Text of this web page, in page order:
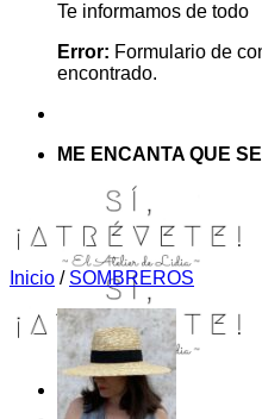
Te informamos de todo
Error: Formulario de
encontrado.
ME ENCANTA QUE
Inicio / SOMBREROS